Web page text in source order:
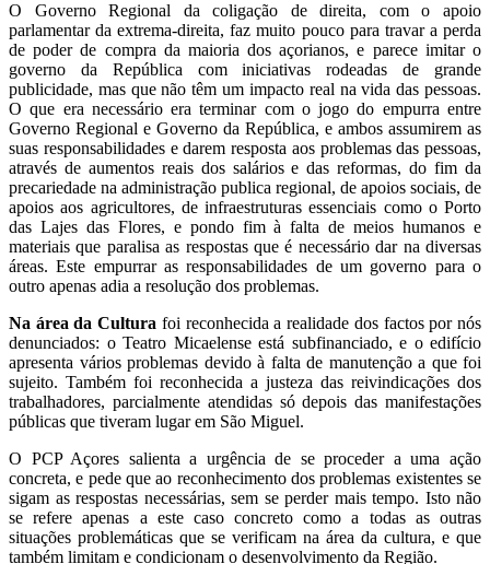
O Governo Regional da coligação de direita, com o apoio
parlamentar da extrema-direita, faz muito pouco para travar a perda
de poder de compra da maioria dos açorianos, e parece imitar o
governo da República com iniciativas rodeadas de grande
publicidade, mas que não têm um impacto real na vida das pessoas.
O que era necessário era terminar com o jogo do empurra entre
Governo Regional e Governo da República, e ambos assumirem as
suas responsabilidades e darem resposta aos problemas das pessoas,
através de aumentos reais dos salários e das reformas, do fim da
precariedade na administração publica regional, de apoios sociais, de
apoios aos agricultores, de infraestruturas essenciais como o Porto
das Lajes das Flores, e pondo fim à falta de meios humanos e
materiais que paralisa as respostas que é necessário dar na diversas
áreas. Este empurrar as responsabilidades de um governo para o
outro apenas adia a resolução dos problemas.
Na área da Cultura foi reconhecida a realidade dos factos por nós
denunciados: o Teatro Micaelense está subfinanciado, e o edifício
apresenta vários problemas devido à falta de manutenção a que foi
sujeito. Também foi reconhecida a justeza das reivindicações dos
trabalhadores, parcialmente atendidas só depois das manifestações
públicas que tiveram lugar em São Miguel.
O PCP Açores salienta a urgência de se proceder a uma ação
concreta, e pede que ao reconhecimento dos problemas existentes se
sigam as respostas necessárias, sem se perder mais tempo. Isto não
se refere apenas a este caso concreto como a todas as outras
situações problemáticas que se verificam na área da cultura, e que
também limitam e condicionam o desenvolvimento da Região.